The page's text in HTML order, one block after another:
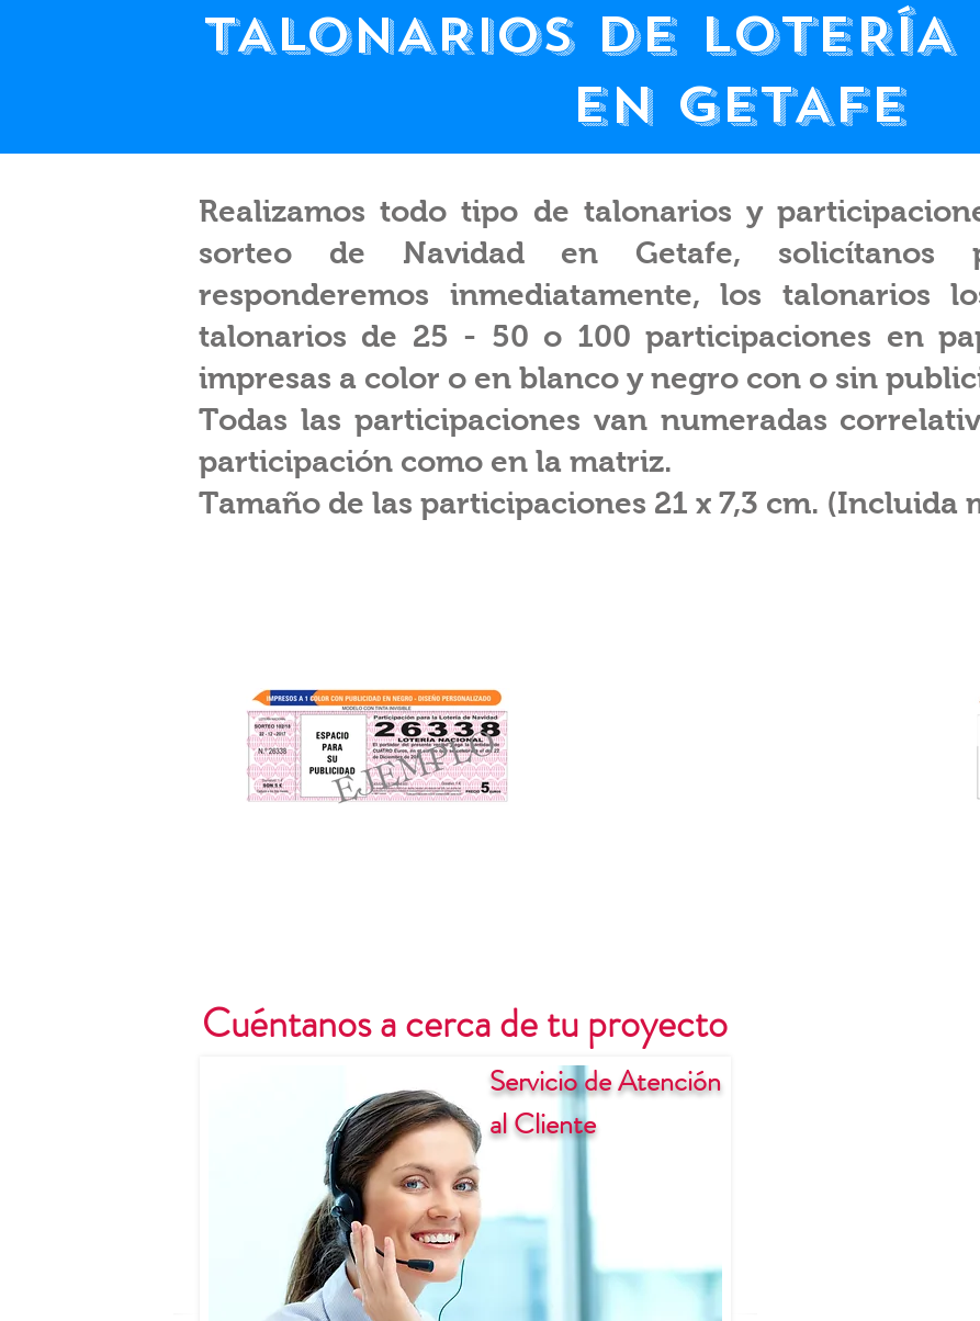
TALONARIOS DE LOTERÍA
EN GETAFE
Realizamos todo tipo de talonarios y
sorteo de Navidad en Getafe, solicítanos
responderemos inmediatamente, los talonarios
talonarios de 25 - 50 o 100 participaciones en
impresas a color o en blanco y negro con o sin
Todas las participaciones van numeradas
participación como en la matriz.
Tamaño de las participaciones 21 x 7,3 cm. (Incluida
Cuéntanos a cerca de tu proyecto
Servicio de Atención
al Cliente